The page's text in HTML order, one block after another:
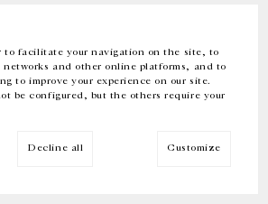
to facilitate your navigation on the site, to
and other online platforms, and to
to improve your experience on our site.
be configured, but the others require your
Decline all Customize
Instagram